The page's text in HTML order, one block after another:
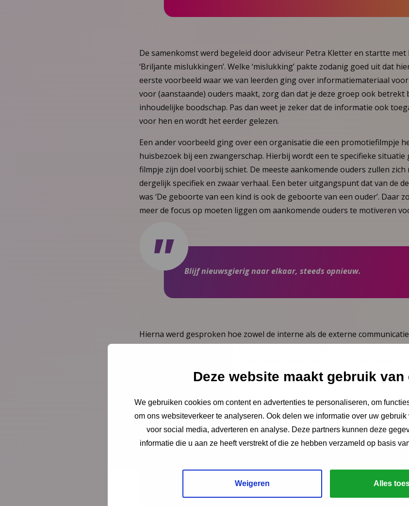
Deze website maakt gebruik
We gebruiken cookies om content en advertenties te personaliseren, om
om ons websiteverkeer te analyseren. Ook delen we informatie over uw
voor social media, adverteren en analyse. Deze partners kunnen deze
informatie die u aan ze heeft verstrekt of die ze hebben verzameld op basis
Weigeren Alles
De samenkomst werd begeleid door adviseur Petra Kletter en startte
‘Briljante mislukkingen’. Welke ‘mislukking’ pakte zodanig goed uit dat
eerste voorbeeld waar we van leerden ging over informatiemateriaal
voor (aanstaande) ouders maakt, zorg dan dat je deze groep ook betrekt
inhoudelijke boodschap. Pas dan weet je zeker dat de informatie ook
voor hen en wordt het eerder gelezen.
Een ander voorbeeld ging over een organisatie die een promotiefilmpje
huisbezoek bij een zwangerschap. Hierbij wordt een te specifieke
filmpje zijn doel voorbij schiet. De meeste aankomende ouders zullen
dergelijk specifiek en zwaar verhaal. Een beter uitgangspunt dat van de
was ‘De geboorte van een kind is ook de geboorte van een ouder’. Daar
meer de focus op moeten liggen om aankomende ouders te motiveren
Blijf nieuwsgierig naar elkaar, steeds opnieuw.
Hierna werd gesproken hoe zowel de interne als de externe
onduidelijkheid heerst: ‘Een verloskundige weet bijvoorbeeld niet altijd
blijven aangeven wat de mogelijkheden van een organisatie zijn.
In het netwerk is nog niet altijd duidelijk wat iedereen precies
De lijnen zijn nog vaak traag en log, zeker binnen grotere